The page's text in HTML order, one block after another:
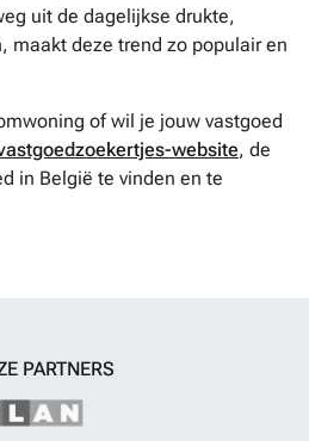
uit de dagelijkse drukte,
maakt deze trend zo populair en
of wil je jouw vastgoed
website, de
in België te vinden en te
PARTNERS